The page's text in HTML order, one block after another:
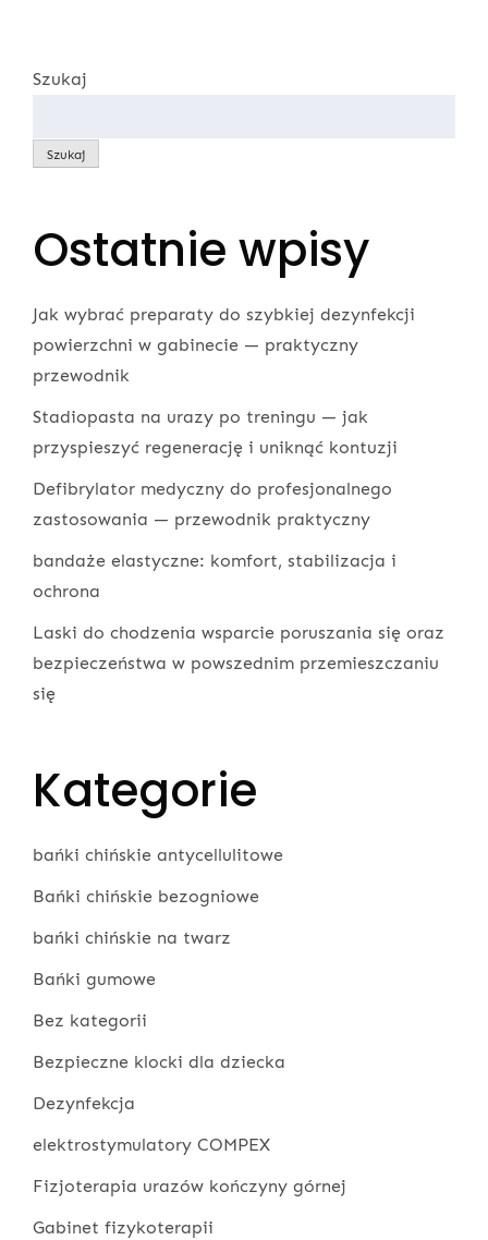
Szukaj
Szukaj
Ostatnie wpisy
Jak wybrać preparaty do szybkiej dezynfekcji
powierzchni w gabinecie — praktyczny
przewodnik
Stadiopasta na urazy po treningu — jak
przyspieszyć regenerację i uniknąć kontuzji
Defibrylator medyczny do profesjonalnego
zastosowania — przewodnik praktyczny
bandaże elastyczne: komfort, stabilizacja i
ochrona
Laski do chodzenia wsparcie poruszania się oraz
bezpieczeństwa w powszednim przemieszczaniu
się
Kategorie
bańki chińskie antycellulitowe
Bańki chińskie bezogniowe
bańki chińskie na twarz
Bańki gumowe
Bez kategorii
Bezpieczne klocki dla dziecka
Dezynfekcja
elektrostymulatory COMPEX
Fizjoterapia urazów kończyny górnej
Gabinet fizykoterapii